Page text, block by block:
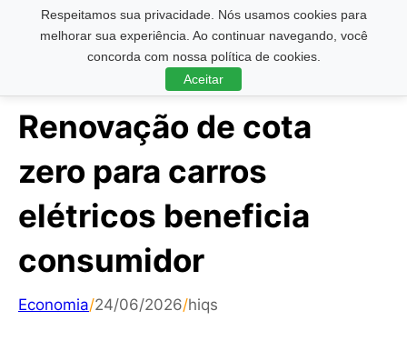
Respeitamos sua privacidade. Nós usamos cookies para
melhorar sua experiência. Ao continuar navegando, você
concorda com nossa política de cookies.
Aceitar
Pesquisar ...
Renovação de cota
zero para carros
elétricos beneficia
consumidor
Economia/24/06/2026/hiqs